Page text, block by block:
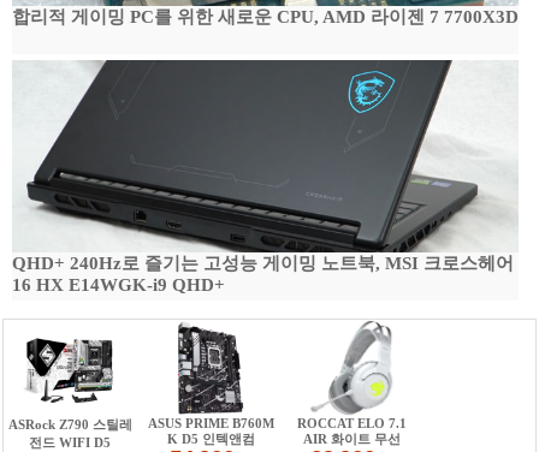
합리적 게이밍 PC를 위한 새로운 CPU, AMD 라이젠 7 7700X3D
QHD+ 240Hz로 즐기는 고성능 게이밍 노트북, MSI 크로스헤어
16 HX E14WGK-i9 QHD+